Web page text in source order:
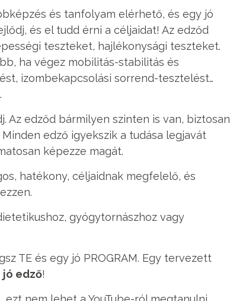
és tanfolyam elérhető, és egy jó
és el tudd érni a céljaidat! Az edződ
teszteket, hajlékonysági teszteket.
ha végez mobilitás-stabilitás és
izombekapcsolási sorrend-tesztelést…
edződ bármilyen szinten is van, biztosan
edző igyekszik a tudása legjavát
képezze magát.
hatékony, céljaidnak megfelelő, és
gyógytornászhoz vagy
TE és egy jó PROGRAM. Egy tervezett
jó edző!